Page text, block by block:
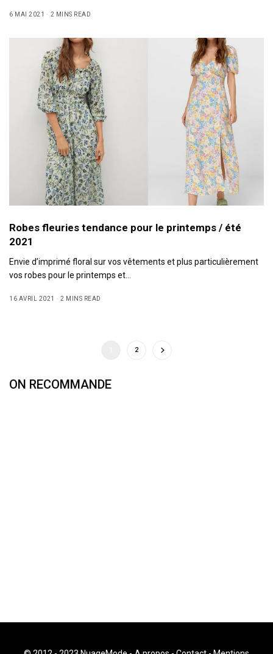
6 MAI 2021 2 MINS READ
Robes fleuries tendance pour le printemps / été
2021
Envie d’imprimé floral sur vos vêtements et plus particulièrement
vos robes pour le printemps et…
16 AVRIL 2021 2 MINS READ
2
ON RECOMMANDE